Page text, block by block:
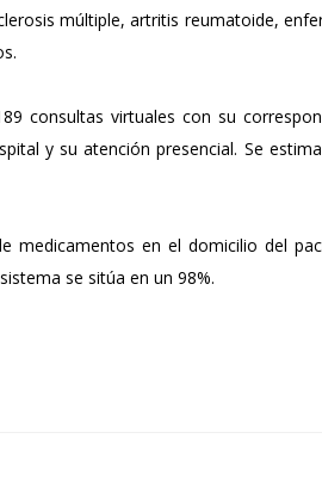
múltiple, artritis reumatoide,
consultas virtuales con su
y su atención presencial. Se
medicamentos en el domicilio del
se sitúa en un 98%.